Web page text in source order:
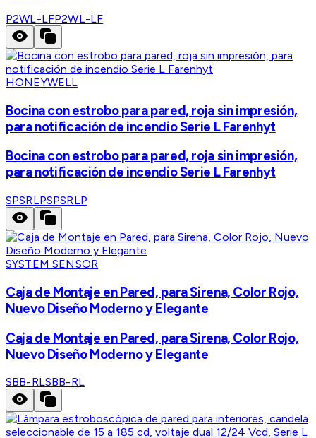
P2WL-LFP2WL-LF
HONEYWELL
Bocina con estrobo para pared, roja sin impresión,
para notificación de incendio Serie L Farenhyt
Bocina con estrobo para pared, roja sin impresión,
para notificación de incendio Serie L Farenhyt
SPSRLPSPSRLP
SYSTEM SENSOR
Caja de Montaje en Pared, para Sirena, Color Rojo,
Nuevo Diseño Moderno y Elegante
Caja de Montaje en Pared, para Sirena, Color Rojo,
Nuevo Diseño Moderno y Elegante
SBB-RLSBB-RL